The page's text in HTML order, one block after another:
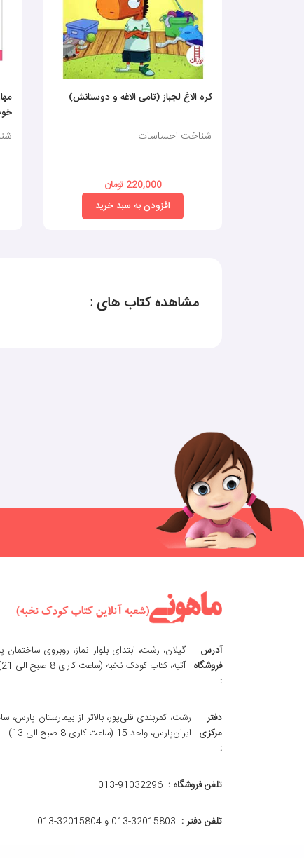
کره الاغ لجباز (تامی الاغه و دوستانش)
شناخت احساسات
220,000 تومان
افزودن به سبد خرید
مشاهده کتاب های :
آدرس
فروشگاه
:
گیلان، رشت، ابتدای بلوار نماز، روبروی ساختمان
آتیه، کتاب کودک نخبه (ساعت کاری 8 صبح الی 21)
دفتر
مرکزی
:
رشت، کمربندی قلی‌پور، بالاتر از بیمارستان پارس،
ایران‌پارس، واحد 15 (ساعت کاری 8 صبح الی 13)
تلفن فروشگاه : 013-91032296
تلفن دفتر : 013-32015803 و 32015804-013